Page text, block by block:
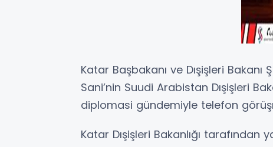
Katar Başbakanı ve Dışişleri
Sani’nin Suudi Arabistan Dışişleri
diplomasi gündemiyle telefon
Katar Dışişleri Bakanlığı